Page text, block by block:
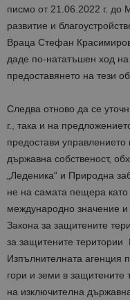
писмо от 21.06.2022 г. до
развитие и
Враца Стефан
даде по-нататъшен ход на
предоставянето на тези
Следва отново да се
г., така и на
предостави
държавна собственост,
„Леденика“ и Природна
не на самата пещера
международно значение
Закона за защитените
за защитените територии
Изпълнителната агенция
гори и земи в защитените
на изключителна